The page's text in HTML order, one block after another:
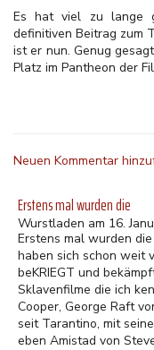
Es hat viel zu lange
definitiven Beitrag zum
ist er nun. Genug
Platz im Pantheon der
Neuen Kommentar
Erstens mal wurden die
Wurstladen am 16.
Erstens mal wurden
haben sich schon weit
beKRIEGT und
Sklavenfilme die ich
Cooper, George Raft
seit Tarantino, mit
eben Amistad von